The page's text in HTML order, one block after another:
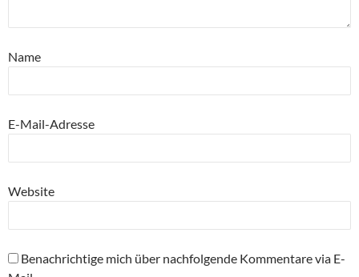
Name
E-Mail-Adresse
Website
Benachrichtige mich über nachfolgende Kommentare via E-